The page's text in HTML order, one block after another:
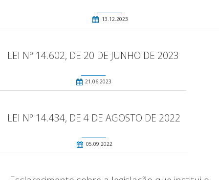
13.12.2023
LEI Nº 14.602, DE 20 DE JUNHO DE 2023
21.06.2023
LEI Nº 14.434, DE 4 DE AGOSTO DE 2022
05.09.2022